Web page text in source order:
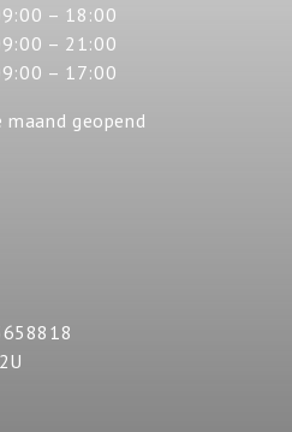
– 18:00
– 21:00
– 17:00
geopend